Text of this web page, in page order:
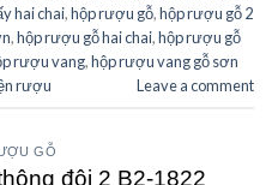
hai chai,hộp rượu gỗ,hộp rượu gỗ 2
,hộp rượu gỗ hai chai,hộp rượu gỗ
rượu vang,hộp rượu vang gỗ sơn
rượu Leave a comment
GỖ
đôi 2 B2-1822